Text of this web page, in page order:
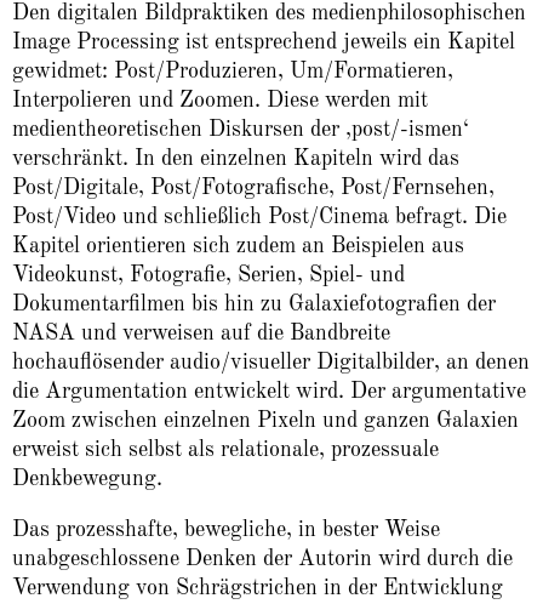
Den digitalen Bildpraktiken des medienphilosophischen
Image Processing ist entsprechend jeweils ein Kapitel
gewidmet: Post/Produzieren, Um/Formatieren,
Interpolieren und Zoomen. Diese werden mit
medientheoretischen Diskursen der ‚post/-ismen‘
verschränkt. In den einzelnen Kapiteln wird das
Post/Digitale, Post/Fotografische, Post/Fernsehen,
Post/Video und schließlich Post/Cinema befragt. Die
Kapitel orientieren sich zudem an Beispielen aus
Videokunst, Fotografie, Serien, Spiel- und
Dokumentarfilmen bis hin zu Galaxiefotografien der
NASA und verweisen auf die Bandbreite
hochauflösender audio/visueller Digitalbilder, an denen
die Argumentation entwickelt wird. Der argumentative
Zoom zwischen einzelnen Pixeln und ganzen Galaxien
erweist sich selbst als relationale, prozessuale
Denkbewegung.
Das prozesshafte, bewegliche, in bester Weise
unabgeschlossene Denken der Autorin wird durch die
Verwendung von Schrägstrichen in der Entwicklung